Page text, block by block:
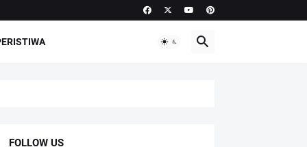
FOLLOW US